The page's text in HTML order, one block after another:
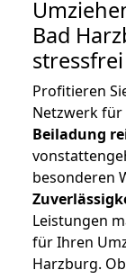
Bad
stressfrei
Profitieren
Netzwerk für
Beiladung
besonderen
Leistungen
für Ihren
Harzburg.